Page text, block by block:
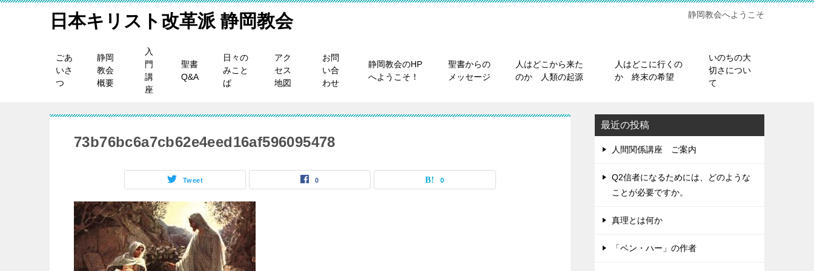
日本キリスト改革派 静岡教会 静岡教会へようこそ
ごあ
いさ
つ
静岡
教会
概要
入
門
講
座
聖書
Q&A
日々の
みこと
ば
アク
セス
地図
お問
い合
わせ
静岡教会のHP
へようこそ！
聖書からの
メッセージ
人はどこから来た
のか 人類の起源
人はどこに行くの
か 終末の希望
いのちの大
切さについ
て
73b76bc6a7cb62e4eed16af596095478
Tweet 0 0
最近の投稿
人間関係講座 ご案内
Q2信者になるためには、どのような
ことが必要ですか。
真理とは何か
「ベン・ハー」の作者